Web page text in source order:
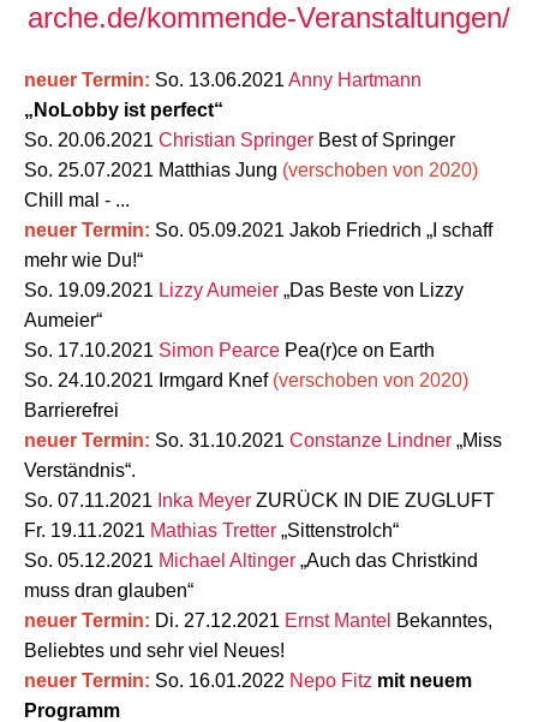
arche.de/kommende-Veranstaltungen/
neuer Termin: So. 13.06.2021 Anny Hartmann
„NoLobby ist perfect“
So. 20.06.2021 Christian Springer Best of Springer
So. 25.07.2021 Matthias Jung (verschoben von 2020)
Chill mal - ...
neuer Termin: So. 05.09.2021 Jakob Friedrich „I schaff
mehr wie Du!“
So. 19.09.2021 Lizzy Aumeier „Das Beste von Lizzy
Aumeier“
So. 17.10.2021 Simon Pearce Pea(r)ce on Earth
So. 24.10.2021 Irmgard Knef (verschoben von 2020)
Barrierefrei
neuer Termin: So. 31.10.2021 Constanze Lindner „Miss
Verständnis“.
So. 07.11.2021 Inka Meyer ZURÜCK IN DIE ZUGLUFT
Fr. 19.11.2021 Mathias Tretter „Sittenstrolch“
So. 05.12.2021 Michael Altinger „Auch das Christkind
muss dran glauben“
neuer Termin: Di. 27.12.2021 Ernst Mantel Bekanntes,
Beliebtes und sehr viel Neues!
neuer Termin: So. 16.01.2022 Nepo Fitz mit neuem
Programm